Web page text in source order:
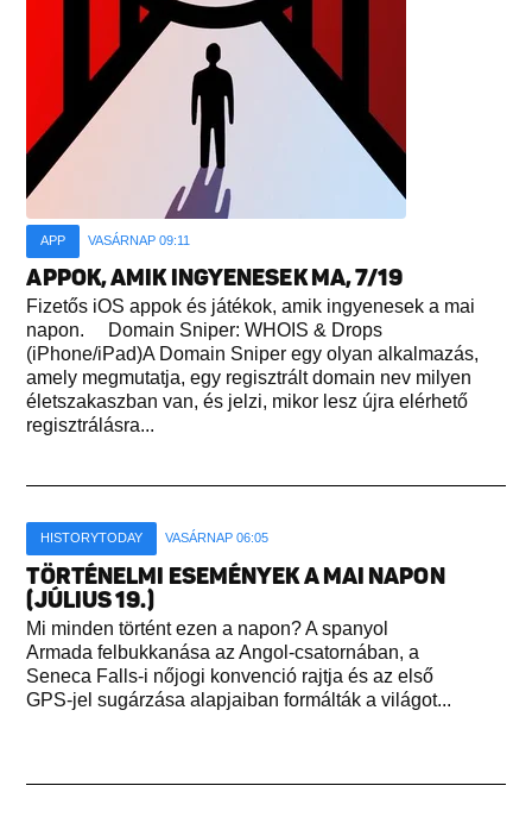
APP VASÁRNAP 09:11
APPOK, AMIK INGYENESEK MA, 7/19
Fizetős iOS appok és játékok, amik ingyenesek a mai
napon. Domain Sniper: WHOIS & Drops
(iPhone/iPad)A Domain Sniper egy olyan alkalmazás,
amely megmutatja, egy regisztrált domain nev milyen
életszakaszban van, és jelzi, mikor lesz újra elérhető
regisztrálásra...
HISTORYTODAY VASÁRNAP 06:05
TÖRTÉNELMI ESEMÉNYEK A MAI NAPON
(JÚLIUS 19.)
Mi minden történt ezen a napon? A spanyol
Armada felbukkanása az Angol-csatornában, a
Seneca Falls-i nőjogi konvenció rajtja és az első
GPS-jel sugárzása alapjaiban formálták a világot...